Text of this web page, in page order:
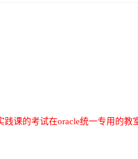
课的考试在oracle统一专用的教